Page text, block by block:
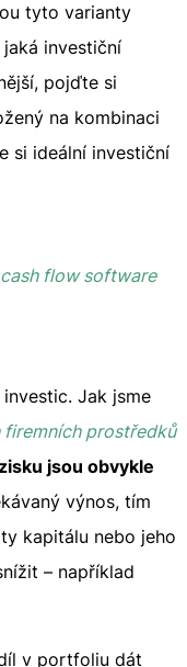
tyto varianty
jaká investiční
pojďte si
na kombinaci
si ideální investiční
flow software
Jak jsme
prostředků
jsou obvykle
výnos, tím
kapitálu nebo jeho
– například
v portfoliu dát